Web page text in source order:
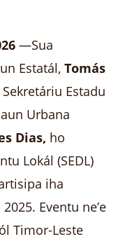
—Sua
Estatál, Tomás
Estadu
Urbana
Dias, ho
Lokál (SEDL)
iha
Eventu ne’e
Timor-Leste